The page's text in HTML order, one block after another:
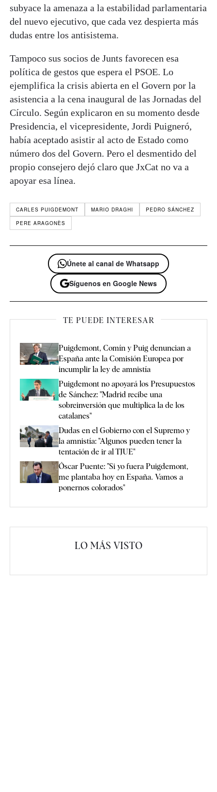
subyace la amenaza a la estabilidad parlamentaria
del nuevo ejecutivo, que cada vez despierta más
dudas entre los antisistema.
Tampoco sus socios de Junts favorecen esa
política de gestos que espera el PSOE. Lo
ejemplifica la crisis abierta en el Govern por la
asistencia a la cena inaugural de las Jornadas del
Círculo. Según explicaron en su momento desde
Presidencia, el vicepresidente, Jordi Puigneró,
había aceptado asistir al acto de Estado como
número dos del Govern. Pero el desmentido del
propio consejero dejó claro que JxCat no va a
apoyar esa línea.
CARLES PUIGDEMONT MARIO DRAGHI
PEDRO SÁNCHEZ
PERE ARAGONÈS
Únete al canal de Whatsapp
Síguenos en Google News
TE PUEDE INTERESAR
Puigdemont, Comín y Puig denuncian a
España ante la Comisión Europea por
incumplir la ley de amnistía
Puigdemont no apoyará los Presupuestos
de Sánchez: "Madrid recibe una
sobreinversión que multiplica la de los
catalanes"
Dudas en el Gobierno con el Supremo y
la amnistía: "Algunos pueden tener la
tentación de ir al TJUE"
Óscar Puente: "Si yo fuera Puigdemont,
me plantaba hoy en España. Vamos a
ponernos colorados"
LO MÁS VISTO